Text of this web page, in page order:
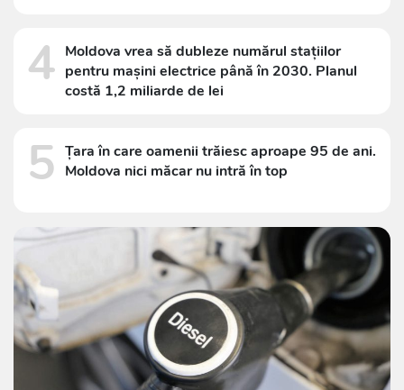
4 Moldova vrea să dubleze numărul stațiilor
pentru mașini electrice până în 2030. Planul
costă 1,2 miliarde de lei
5 Țara în care oamenii trăiesc aproape 95 de ani.
Moldova nici măcar nu intră în top